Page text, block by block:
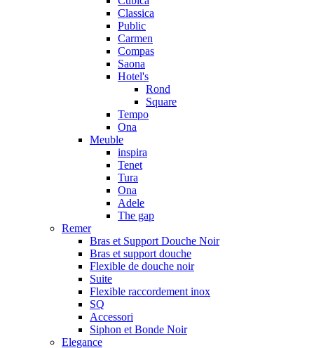
Classica
Public
Carmen
Compas
Saona
Hotel's
Rond
Square
Tempo
Ona
Meuble
inspira
Tenet
Tura
Ona
Adele
The gap
Remer
Bras et Support Douche Noir
Bras et support douche
Flexible de douche noir
Suite
Flexible raccordement inox
SQ
Accessori
Siphon et Bonde Noir
Elegance